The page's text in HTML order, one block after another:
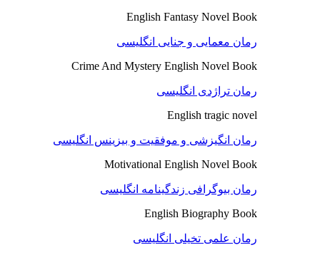
English Fantasy Novel Book
رمان معمایی و جنایی انگلیسی
Crime And Mystery English Novel Book
رمان تراژدی انگلیسی
English tragic novel
رمان انگیزشی و موفقیت و بیزینس انگلیسی
Motivational English Novel Book
رمان بیوگرافی زندگینامه انگلیسی
English Biography Book
رمان علمی تخیلی انگلیسی